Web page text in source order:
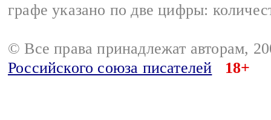
графе указано по две цифры:
© Все права принадлежат авторам,
Российского союза писателей
18+